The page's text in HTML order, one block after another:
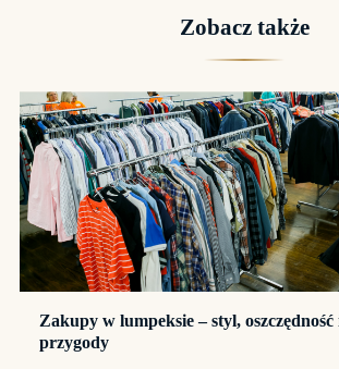
Zobacz także
Zakupy w lumpeksie – styl,
przygody